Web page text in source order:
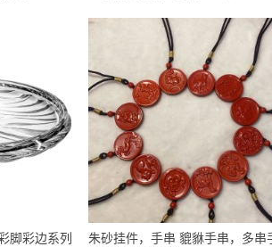
脚彩边系列
朱砂挂件，手串 貔貅手串，多串